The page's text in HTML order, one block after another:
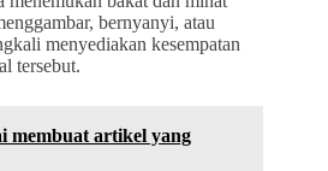
bernyanyi, atau
menyediakan kesempatan
tersebut.
membuat artikel yang